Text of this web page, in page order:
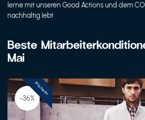
lerne mit unseren Good Actions und dem
nachhaltig lebt
Beste
Mai
-36%
Pioneer